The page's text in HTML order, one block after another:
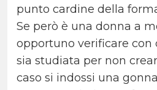
punto cardine della
Se però è una donna a
opportuno verificare con
sia studiata per non
caso si indossi una